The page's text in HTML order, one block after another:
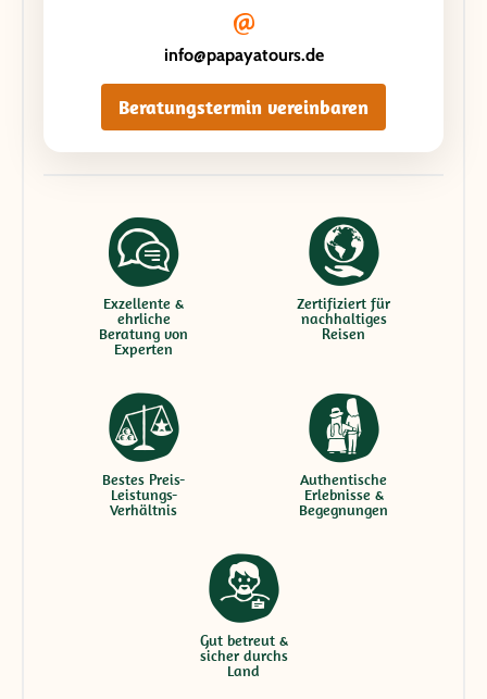
info@papayatours.de
Beratungstermin vereinbaren
Exzellente &
ehrliche
Beratung von
Experten
Zertifiziert für
nachhaltiges
Reisen
Bestes Preis-
Leistungs-
Verhältnis
Authentische
Erlebnisse &
Begegnungen
Gut betreut &
sicher durchs
Land